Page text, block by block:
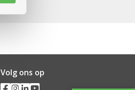
Volg ons op